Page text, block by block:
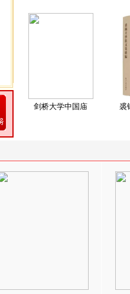
剑桥大学中国庙 裘